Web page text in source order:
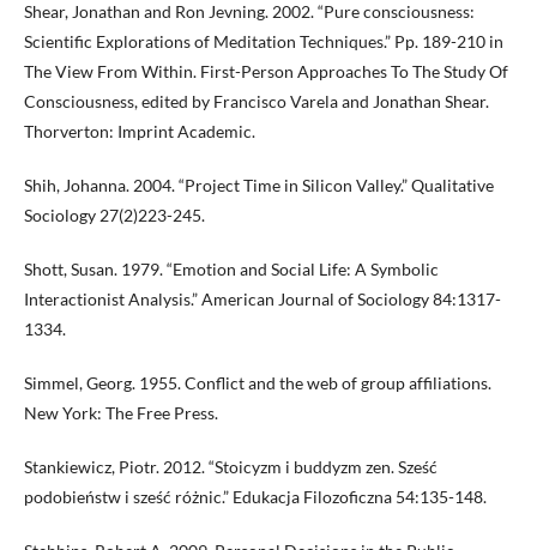
Shear, Jonathan and Ron Jevning. 2002. “Pure consciousness:
Scientific Explorations of Meditation Techniques.” Pp. 189-210 in
The View From Within. First-Person Approaches To The Study Of
Consciousness, edited by Francisco Varela and Jonathan Shear.
Thorverton: Imprint Academic.
Shih, Johanna. 2004. “Project Time in Silicon Valley.” Qualitative
Sociology 27(2)223-245.
Shott, Susan. 1979. “Emotion and Social Life: A Symbolic
Interactionist Analysis.” American Journal of Sociology 84:1317-
1334.
Simmel, Georg. 1955. Conflict and the web of group affiliations.
New York: The Free Press.
Stankiewicz, Piotr. 2012. “Stoicyzm i buddyzm zen. Sześć
podobieństw i sześć różnic.” Edukacja Filozoficzna 54:135-148.